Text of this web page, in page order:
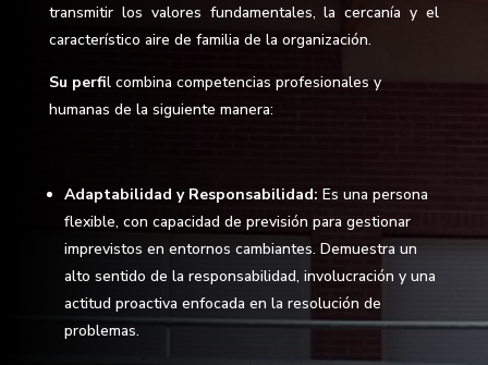
transmitir los valores fundamentales, la cercanía y el
característico aire de familia de la organización.
Su perfil combina competencias profesionales y
humanas de la siguiente manera:
Adaptabilidad y Responsabilidad: Es una persona
flexible, con capacidad de previsión para gestionar
imprevistos en entornos cambiantes. Demuestra un
alto sentido de la responsabilidad, involucración y una
actitud proactiva enfocada en la resolución de
problemas.